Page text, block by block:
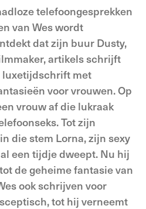
telefoongesprekken
van Wes wordt
dat zijn buur Dusty,
artikels schrijft
luxetijdschrift met
voor vrouwen. Op
vrouw af die lukraak
Tot zijn
die stem Lorna, zijn sexy
een tijdje dweept. Nu hij
de geheime fantasie van
ook schrijven voor
tot hij verneemt